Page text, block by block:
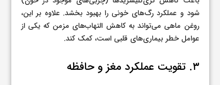
شود و عملکرد رگ‌های خونی را بهبود بخشد. علاوه بر این،
روغن ماهی می‌تواند به کاهش التهاب‌های مزمن که یکی از
عوامل خطر بیماری‌های قلبی است، کمک کند.
۳. تقویت عملکرد مغز و حافظه